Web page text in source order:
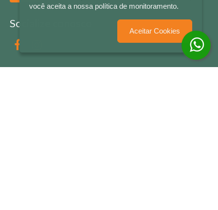
Socialize conosco
você aceita a nossa política de monitoramento.
Aceitar Cookies